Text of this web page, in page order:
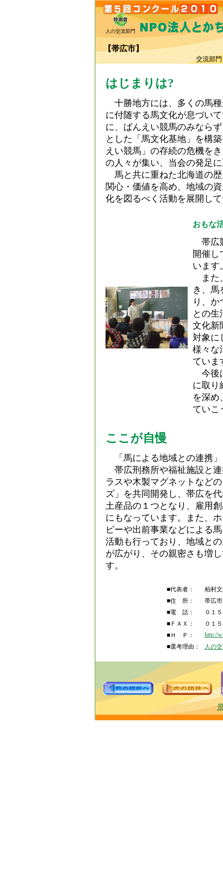
人の交流部門
【帯広市】
交流部門
はじまりは?
十勝地方には、多くの馬
に付随する馬文化が息づい
に、ばんえい競馬のみなら
とした「馬文化基地」を構
えい競馬」の存続の危機を
の人々が集い、当会の発足
馬と共に重ねた北海道の
関心・価値を高め、地域の
化を図るべく活動を展開し
おもな
帯広
開催し
います
また
き、馬
り、
との生
文化新
対象に
様々な
ていま
今後
に取り
を深め
ていこ
ここが自慢
「馬による地域との連携」
帯広刑務所や福祉施設と
ラスや木製マグネットなど
ズ」を共同開発し、帯広を
土産品の１つとなり、雇用
にもなっています。また、
ピーや出前事業などによる
活動も行っており、地域と
が広がり、その親密さも増
す。
■代表者：
柏村
■住 所：
帯広
■電 話：
０１
■ＦＡＸ：
０１
■Ｈ Ｐ：
http://
■選考理由：
人の